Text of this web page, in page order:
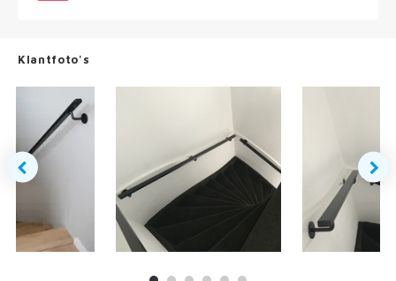
Klantfoto's